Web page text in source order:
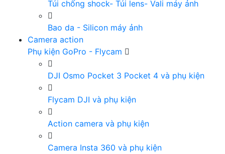
Túi chống shock- Túi lens- Vali máy ảnh
Bao da - Silicon máy ảnh
Camera action
Phụ kiện GoPro - Flycam
DJI Osmo Pocket 3 Pocket 4 và phụ kiện
Flycam DJI và phụ kiện
Action camera và phụ kiện
Camera Insta 360 và phụ kiện